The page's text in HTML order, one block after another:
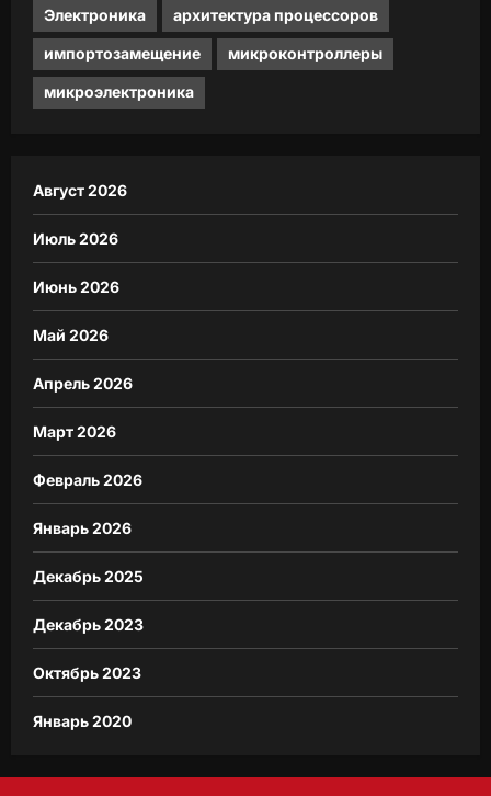
Электроника архитектура процессоров
импортозамещение микроконтроллеры
микроэлектроника
Август 2026
Июль 2026
Июнь 2026
Май 2026
Апрель 2026
Март 2026
Февраль 2026
Январь 2026
Декабрь 2025
Декабрь 2023
Октябрь 2023
Январь 2020